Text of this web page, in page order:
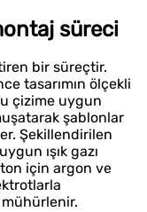
süreci
bir süreçtir.
tasarımın ölçekli
çizime uygun
şablonlar
Şekillendirilen
ışık gazı
ton için argon ve
mühürlenir.